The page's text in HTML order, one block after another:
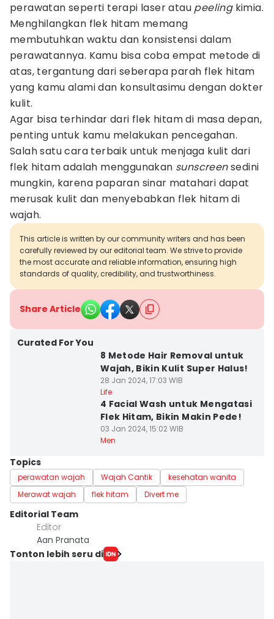
perawatan seperti terapi laser atau peelingkimia.
Menghilangkan flek hitam memang
membutuhkan waktu dan konsistensi dalam
perawatannya. Kamu bisa coba empat metode di
atas, tergantung dari seberapa parah flek hitam
yang kamu alami dan konsultasimu dengan dokter
kulit.
Agar bisa terhindar dari flek hitam di masa depan,
penting untuk kamu melakukan pencegahan.
Salah satu cara terbaik untuk menjaga kulit dari
flek hitam adalah menggunakan sunscreensedini
mungkin, karena paparan sinar matahari dapat
merusak kulit dan menyebabkan flek hitam di
wajah.
This article is written by our community writers and has been
carefully reviewed by our editorial team. We strive to provide
the most accurate and reliable information, ensuring high
standards of quality, credibility, and trustworthiness.
Share Article
Curated For You
8 Metode Hair Removal untuk
Wajah, Bikin Kulit Super Halus!
28 Jan 2024, 17:03 WIB
Life
4 Facial Wash untuk Mengatasi
Flek Hitam, Bikin Makin Pede!
03 Jan 2024, 15:02 WIB
Men
Topics
perawatan wajah Wajah Cantik
kesehatan wanita
Merawat wajah
flek hitam Divert me
Editorial Team
Editor
Aan Pranata
Tonton lebih seru di